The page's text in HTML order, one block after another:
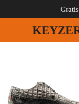
direct
de